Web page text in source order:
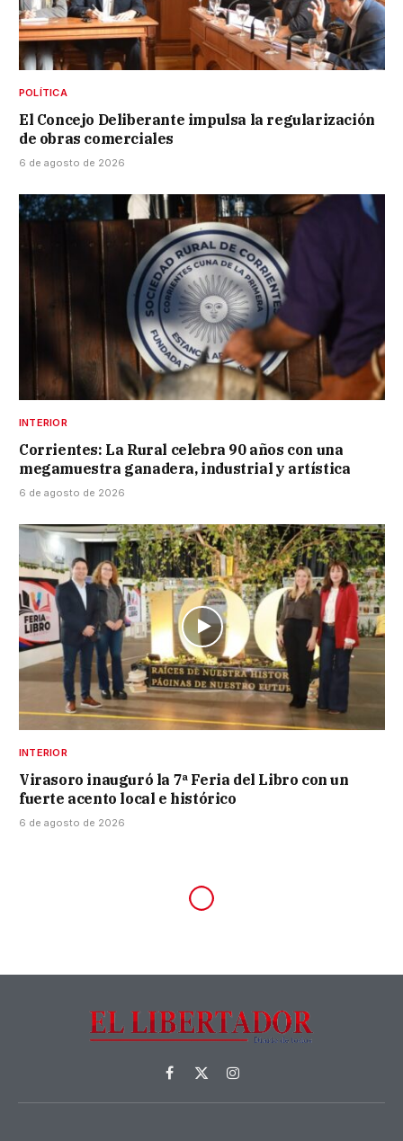
POLÍTICA
El Concejo Deliberante impulsa la regularización
de obras comerciales
6 de agosto de 2026
INTERIOR
Corrientes: La Rural celebra 90 años con una
megamuestra ganadera, industrial y artística
6 de agosto de 2026
INTERIOR
Virasoro inauguró la 7ª Feria del Libro con un
fuerte acento local e histórico
6 de agosto de 2026
Facebook
X
(Twitter)
Instagram